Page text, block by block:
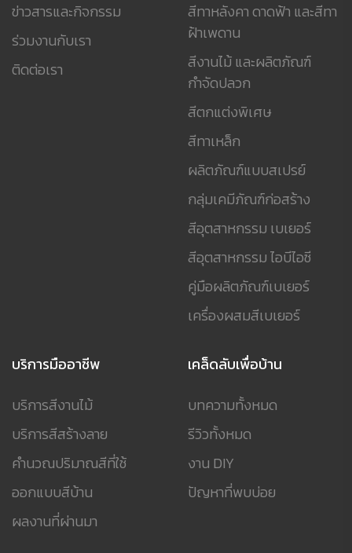
ข่าวสารและกิจกรรม
ร่วมงานกับเรา
ติดต่อเรา
สีทาหลังคา ดาดฟ้า และสีทา
ฝ้าเพดาน
สีงานไม้ และผลิตภัณฑ์
กำจัดปลวก
สีตกแต่งพิเศษ
สีทาเหล็ก
ผลิตภัณฑ์แบบสเปรย์
กลุ่มเคมีภัณฑ์ก่อสร้าง
สีอุตสาหกรรม เบเยอร์
สีอุตสาหกรรม ไอบีไอซี
คู่มือผลิตภัณฑ์เบเยอร์
เครื่องผสมสีเบเยอร์
บริการมืออาชีพ
บริการสีงานไม้
บริการสีสร้างลาย
คำนวณปริมาณสีที่ใช้
ออกแบบสีบ้าน
ผลงานที่ผ่านมา
เคล็ดลับเพื่อบ้าน
บทความทั้งหมด
รีวิวทั้งหมด
งาน DIY
ปัญหาที่พบบ่อย